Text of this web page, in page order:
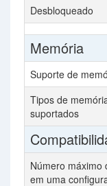
Desbloqueado
Memória
Suporte de
Tipos de
suportados
Número máximo
em uma